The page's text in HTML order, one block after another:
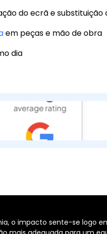
do ecrã e substituição
em peças e mão de obra
dia
o impacto sente-se logo